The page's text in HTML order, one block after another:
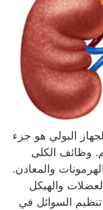
البولي هو جزء
وظائف الكلى
والمعادن.
والهيكل
السوائل في